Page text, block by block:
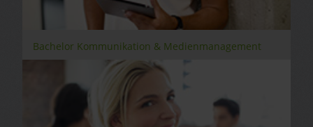
Bachelor Kommunikation & Medienmanagement